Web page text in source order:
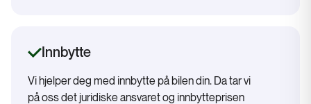
Innbytte
Vi hjelper deg med innbytte på bilen din. Da tar vi
på oss det juridiske ansvaret og innbytteprisen